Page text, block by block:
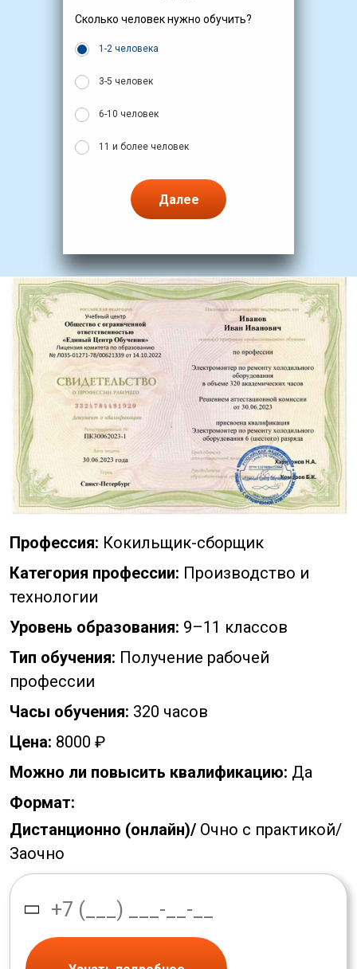
Сколько человек нужно обучить?
1-2 человека
3-5 человек
6-10 человек
11 и более человек
Далее
Профессия: Кокильщик-сборщик
Категория профессии: Производство и
технологии
Уровень образования: 9–11 классов
Тип обучения: Получение рабочей
профессии
Часы обучения: 320 часов
Цена: 8000 ₽
Можно ли повысить квалификацию: Да
Формат:
Дистанционно (онлайн)/ Очно с практикой/
Заочно